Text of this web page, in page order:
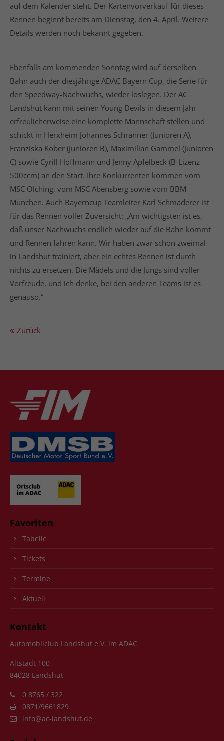
auf dem Kalender steht. Der Kartenvorverkauf für dieses
Rennen beginnt bereits am Dienstag, den 4. April. Weitere
Details werden noch bekannt gegeben.
Ebenfalls am kommenden Sonntag wird auf derselben
Bahn auch der diesjährige ADAC Bayern Cup, die Serie für
den Speedway-Nachwuchs, wieder loslegen. Der AC
Landshut kann mit seinen Young Devils in diesem Jahr
erfreulicherweise eine komplette Mannschaft stellen und
schickt in Herxheim Johannes Schranner (Junioren A),
Franziska Kober (Junioren B), Maximilian Gammel (Junioren
C) sowie Cyrill Hoffmann und Jenny Apfelbeck (B-Lizenz
500ccm) an den Start. Ihre Konkurrenten kommen vom
MSC Olching, vom MSC Abensberg sowie vom BBM
München. Auch Bayerncup Teamleiter Karl Schmaderer ist
für das Rennen voller Zuversicht: „Am wichtigsten ist es,
daß unser Nachwuchs endlich wieder auf die Bahn kommt
und Rennen fahren kann. Wir haben zwar schon zweimal
in Landshut trainiert, aber ein echtes Rennen ist durch
nichts zu ersetzen. Die Mädels und die Jungs sind voller
Vorfreude, und ich denke, bei den anderen Teams ist es
genauso.“
Zurück
Favoriten
Tabelle
Tickets
Termine
Aktuell
Kontakt
Automobilclub Landshut e.V. im ADAC
Altstadt 100
84028 Landshut
0 8765 / 322
0871/9661829
info@ac-landshut.de